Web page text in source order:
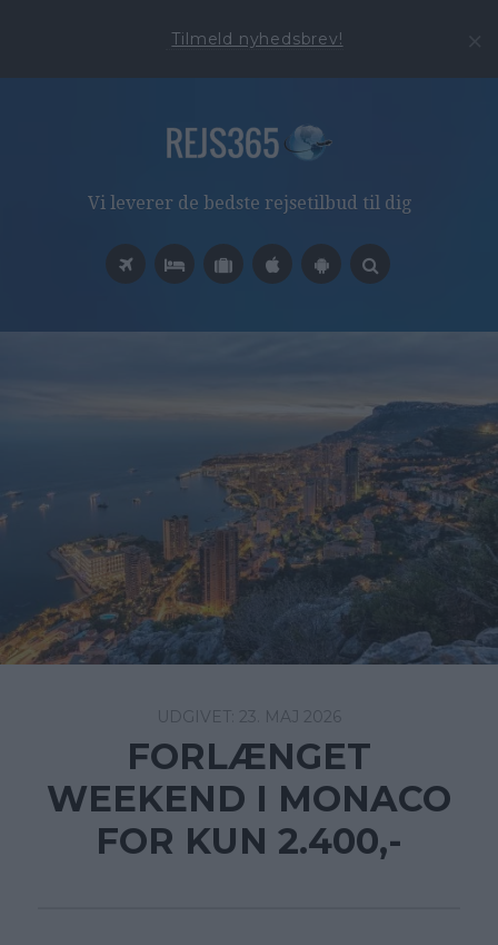
Tilmeld nyhedsbrev!
Vi leverer de bedste rejsetilbud til dig
23. MAJ 2026
FORLÆNGET
WEEKEND I MONACO
FOR KUN 2.400,-